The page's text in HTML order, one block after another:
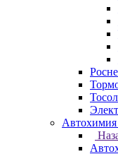
Тосол
Автохимия